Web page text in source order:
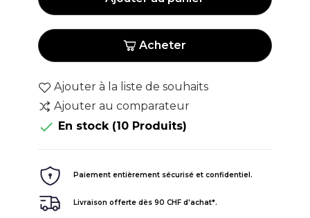
Acheter
Ajouter à la liste de souhaits
Ajouter au comparateur
 En stock (10 Produits)
Paiement entièrement sécurisé et confidentiel.
Livraison offerte dès 90 CHF d'achat*.